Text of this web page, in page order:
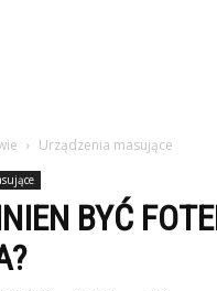
Urządzenia masujące
BYĆ